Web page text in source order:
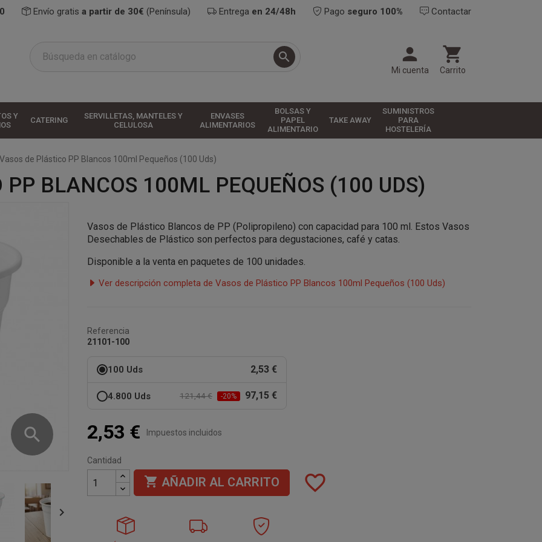
Envío gratis a partir de 30€ (Península) Entrega en 24/48h Pago seguro 100% Contactar
 
Mi cuenta

Carrito
Y
CATERING
SERVILLETAS, MANTELES Y
CELULOSA
ENVASES
ALIMENTARIOS
BOLSAS Y
PAPEL
ALIMENTARIO
TAKE AWAY
SUMINISTROS
PARA
HOSTELERÍA
Vasos de Plástico PP Blancos 100ml Pequeños (100 Uds)
PP BLANCOS 100ML PEQUEÑOS (100 UDS)
search

Vasos de Plástico Blancos de PP (Polipropileno) con capacidad para 100 ml. Estos Vasos
Desechables de Plástico son perfectos para degustaciones, café y catas.
Disponible a la venta en paquetes de 100 unidades.
Ver descripción completa de Vasos de Plástico PP Blancos 100ml Pequeños (100 Uds)
Referencia
21101-100
100 Uds 2,53 €
4.800 Uds 121,44 € -20% 97,15 €
2,53 € Impuestos incluidos
Cantidad
 AÑADIR AL CARRITO favorite_border